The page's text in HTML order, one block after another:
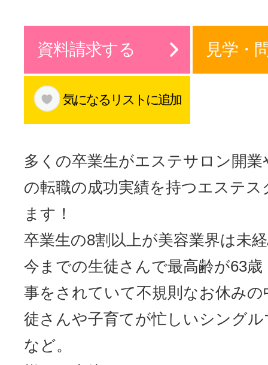
グッドスク
掲載のお問
資料請求する 見学・
気になるリストに追加
多くの卒業生がエステサロン開業
の転職の成功実績を持つエステ
ます！
卒業生の8割以上が美容業界は未
今までの生徒さんで最高齢が63
事をされていて不規則なお休み
徒さんや子育てが忙しいシング
など。